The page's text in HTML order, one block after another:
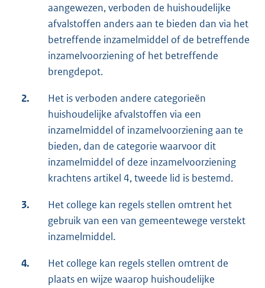
aangewezen, verboden de huishoudelijke
afvalstoffen anders aan te bieden dan via het
betreffende inzamelmiddel of de betreffende
inzamelvoorziening of het betreffende
brengdepot.
2.
Het is verboden andere categorieën
huishoudelijke afvalstoffen via een
inzamelmiddel of inzamelvoorziening aan te
bieden, dan de categorie waarvoor dit
inzamelmiddel of deze inzamelvoorziening
krachtens artikel 4, tweede lid is bestemd.
3.
Het college kan regels stellen omtrent het
gebruik van een van gemeentewege verstekt
inzamelmiddel.
4.
Het college kan regels stellen omtrent de
plaats en wijze waarop huishoudelijke